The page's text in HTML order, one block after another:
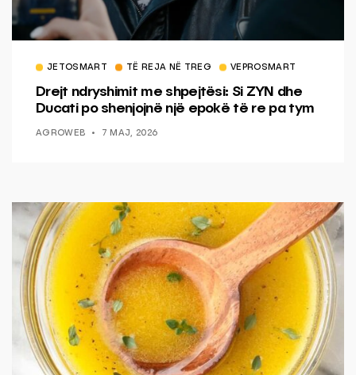
JETOSMART TË REJA NË TREG VEPROSMART
Drejt ndryshimit me shpejtësi: Si ZYN dhe
Ducati po shenjojnë një epokë të re pa tym
AGROWEB 7 MAJ, 2026